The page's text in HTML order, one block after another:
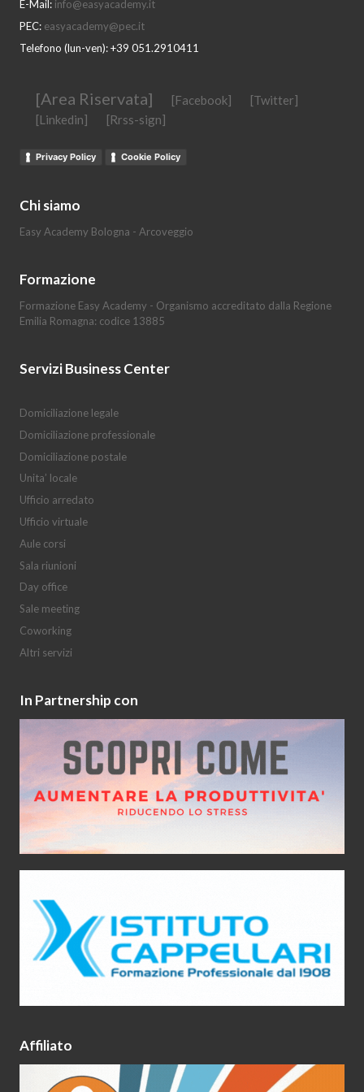
E-Mail: info@easyacademy.it
PEC: easyacademy@pec.it
Telefono (lun-ven): +39 051.2910411
[Area Riservata] [Facebook]
[Twitter]
[Linkedin]
[Rrss-sign]
Privacy Policy Cookie Policy
Chi siamo
Easy Academy Bologna - Arcoveggio
Formazione
Formazione Easy Academy - Organismo accreditato dalla Regione
Emilia Romagna: codice 13885
Servizi Business Center
Domiciliazione legale
Domiciliazione professionale
Domiciliazione postale
Unita’ locale
Ufficio arredato
Ufficio virtuale
Aule corsi
Sala riunioni
Day office
Sale meeting
Coworking
Altri servizi
In Partnership con
Affiliato